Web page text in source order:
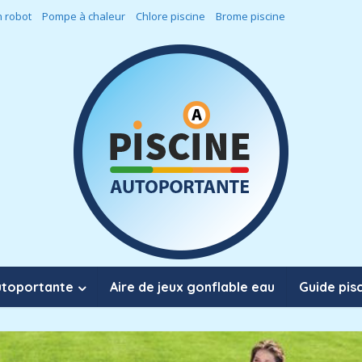
robot Pompe à chaleur Chlore piscine Brome piscine
Aire de jeux gonflable eau Guide